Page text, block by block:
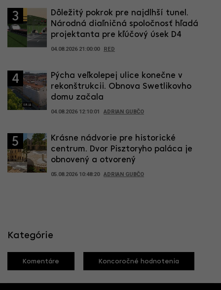
3
Dôležitý pokrok pre najdlhší tunel.
Národná diaľničná spoločnosť hľadá
projektanta pre kľúčový úsek D4
04.08.2026 21:00:00 RED
4
Pýcha veľkolepej ulice konečne v
rekonštrukcii. Obnova Swetlikovho
domu začala
04.08.2026 12:10:01 ADRIAN GUBČO
5
Krásne nádvorie pre historické
centrum. Dvor Pisztoryho paláca je
obnovený a otvorený
05.08.2026 10:48:20 ADRIAN GUBČO
Kategórie
Komentáre Koncoročné hodnotenia